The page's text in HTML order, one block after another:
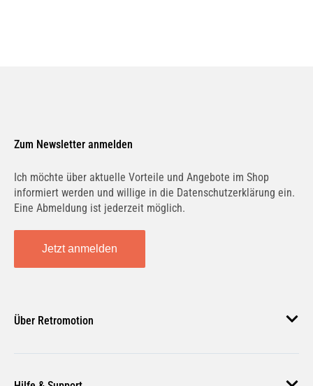
Zum Newsletter anmelden
Ich möchte über aktuelle Vorteile und Angebote im Shop
informiert werden und willige in die Datenschutzerklärung ein.
Eine Abmeldung ist jederzeit möglich.
Jetzt anmelden
Über Retromotion